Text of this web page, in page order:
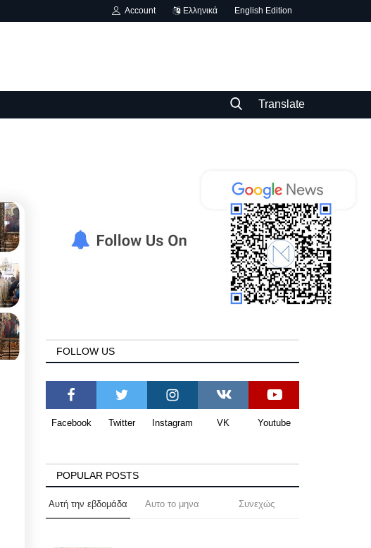
Account Ελληνικά English Edition
Translate
FOLLOW US
Facebook Twitter Instagram VK Youtube
POPULAR POSTS
Αυτή την εβδομάδα Αυτο το μηνα Συνεχώς